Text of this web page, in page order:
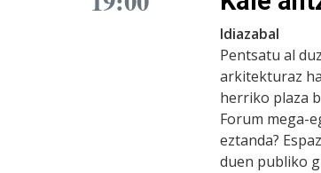
Idiazabal
Pentsatu al
arkitekturaz
herriko plaza
Forum mega-
eztanda?
duen publiko